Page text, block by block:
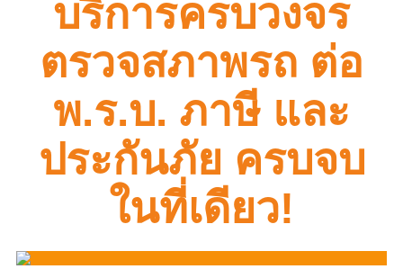
บริการครบวงจร
ตรวจสภาพรถ ต่อ
พ.ร.บ. ภาษี และ
ประกันภัย ครบจบ
ในที่เดียว!